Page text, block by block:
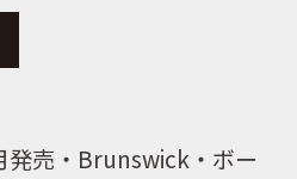
発売・Brunswick・ボー